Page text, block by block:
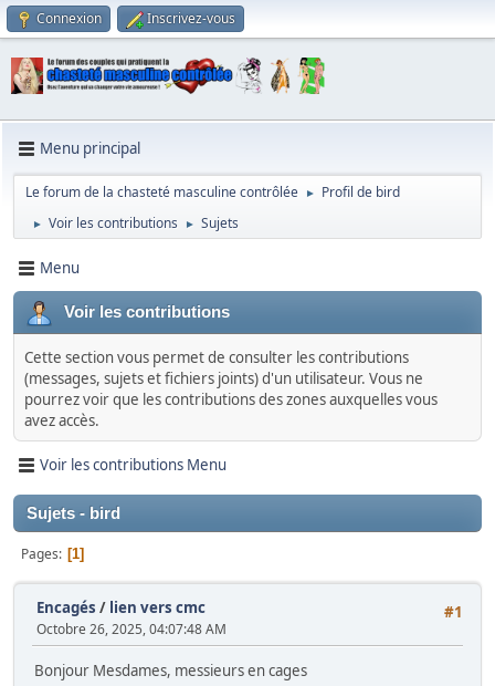
Connexion Inscrivez-vous
Menu principal
Le forum de la chasteté masculine contrôlée ► Profil de bird
► Voir les contributions ► Sujets
Menu
Voir les contributions
Cette section vous permet de consulter les contributions
(messages, sujets et fichiers joints) d'un utilisateur. Vous ne
pourrez voir que les contributions des zones auxquelles vous
avez accès.
Voir les contributions Menu
Sujets - bird
Pages 1
#1
Encagés / lien vers cmc
Octobre 26, 2025, 04:07:48 AM
Bonjour Mesdames, messieurs en cages